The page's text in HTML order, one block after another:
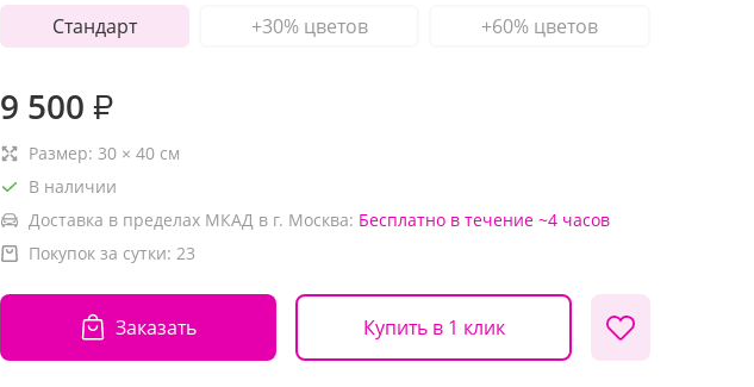
Стандарт
+30% цветов +60% цветов
9 500 ₽
Размер: 30 × 40 см
В наличии
Доставка в пределах МКАД в г. Москва: Бесплатно в течение ~4 часов
Покупок за сутки: 23
Заказать Купить в 1 клик